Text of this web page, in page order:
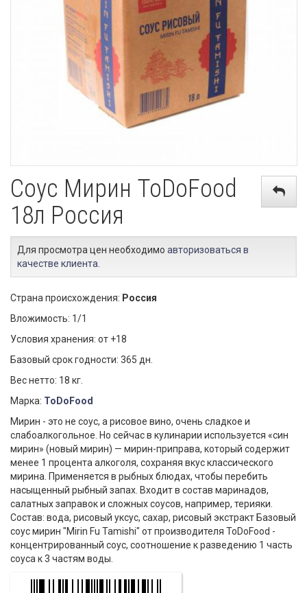
Соус Мирин ToDoFood
18л Россия
Для просмотра цен необходимо авторизоваться в
качестве клиента
Страна происхождения: Россия
Вложимость: 1/1
Условия хранения: от +18
Базовый срок годности: 365 дн.
Вес нетто: 18 кг.
Марка: ToDoFood
Мирин - это не соус, а рисовое вино, очень сладкое и
слабоалкогольное. Но сейчас в кулинарии используется «син
мирин» (новый мирин) — мирин-приправа, который содержит
менее 1 процента алкоголя, сохраняя вкус классического
мирина. Применяется в рыбных блюдах, чтобы перебить
насыщенный рыбный запах. Входит в состав маринадов,
салатных заправок и сложных соусов, например, терияки.
Состав: вода, рисовый уксус, сахар, рисовый экстракт Базовый
соус мирин "Mirin Fu Tamishi" от производителя ToDoFood -
концентрированный соус, соотношение к разведению 1 часть
соуса к 3 частям воды.